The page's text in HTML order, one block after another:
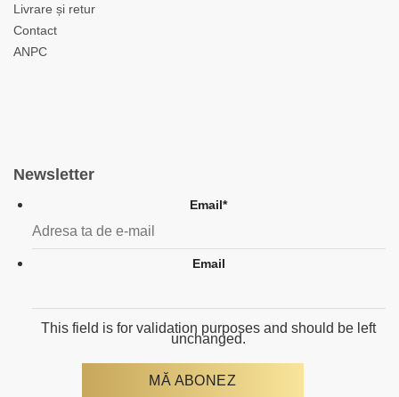
Livrare și retur
Contact
ANPC
Newsletter
Email*
Email
This field is for validation purposes and should be left
unchanged.